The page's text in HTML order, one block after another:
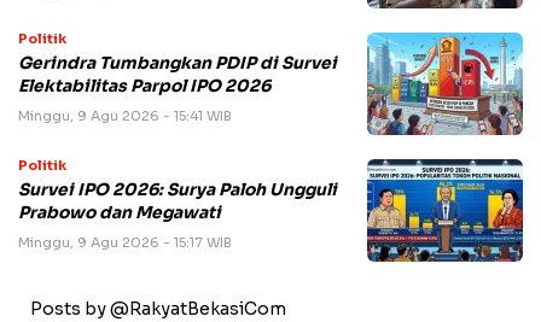
Politik
Gerindra Tumbangkan PDIP di Survei
Elektabilitas Parpol IPO 2026
Minggu, 9 Agu 2026 - 15:41 WIB
Politik
Survei IPO 2026: Surya Paloh Ungguli
Prabowo dan Megawati
Minggu, 9 Agu 2026 - 15:17 WIB
Posts by @RakyatBekasiCom